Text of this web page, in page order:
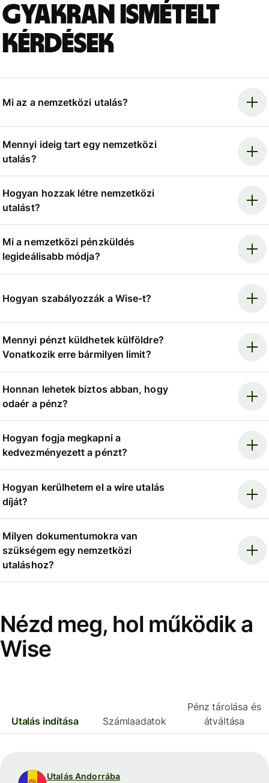
Gyakran ismételt
kérdések
Mi az a nemzetközi utalás?
Mennyi ideig tart egy nemzetközi
utalás?
Hogyan hozzak létre nemzetközi
utalást?
Mi a nemzetközi pénzküldés
legideálisabb módja?
Hogyan szabályozzák a Wise-t?
Mennyi pénzt küldhetek külföldre?
Vonatkozik erre bármilyen limit?
Honnan lehetek biztos abban, hogy
odaér a pénz?
Hogyan fogja megkapni a
kedvezményezett a pénzt?
Hogyan kerülhetem el a wire utalás
díját?
Milyen dokumentumokra van
szükségem egy nemzetközi
utaláshoz?
Nézd meg, hol működik a
Wise
Utalás indítása Számlaadatok
Pénz tárolása és
átváltása
Utalás Andorrába